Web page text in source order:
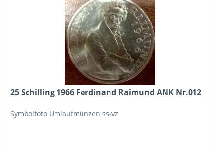
25 Schilling 1966 Ferdinand Raimund ANK Nr.012
Symbolfoto Umlaufmünzen ss-vz